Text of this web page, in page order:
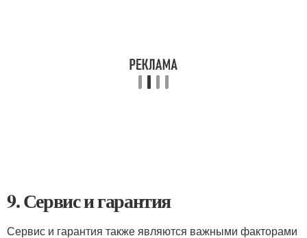
9. Сервис и гарантия
Сервис и гарантия также являются важными факторами